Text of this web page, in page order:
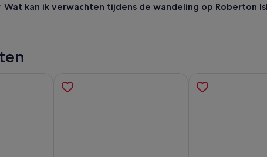
Wat kan ik verwachten tijdens de wandeling op Roberton